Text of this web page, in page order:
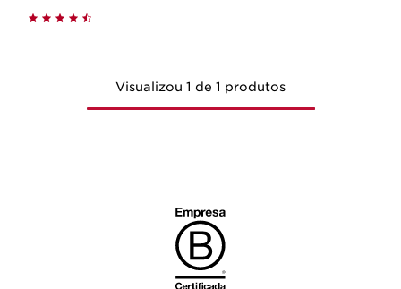
Visualizou 1 de 1 produtos